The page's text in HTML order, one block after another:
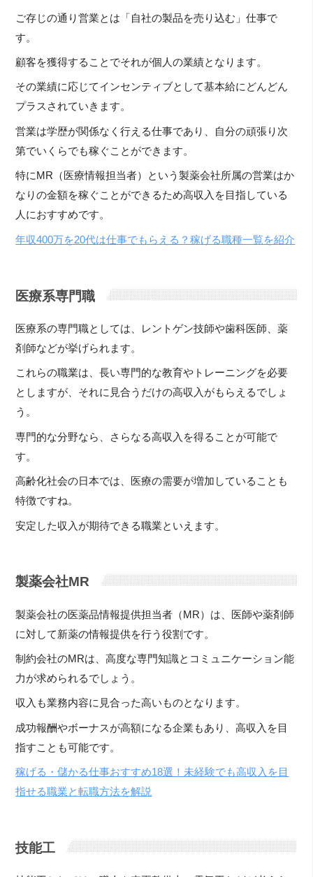
ご存じの通り営業とは「自社の製品を売り込む」仕事で
す。
顧客を獲得することでそれが個人の業績となります。
その業績に応じてインセンティブとして基本給にどんどん
プラスされていきます。
営業は学歴が関係なく行える仕事であり、自分の頑張り次
第でいくらでも稼ぐことができます。
特にMR（医療情報担当者）という製薬会社所属の営業はか
なりの金額を稼ぐことができるため高収入を目指している
人におすすめです。
年収400万を20代は仕事でもらえる？稼げる職種一覧を紹介
医療系専門職
医療系の専門職としては、レントゲン技師や歯科医師、薬
剤師などが挙げられます。
これらの職業は、長い専門的な教育やトレーニングを必要
としますが、それに見合うだけの高収入がもらえるでしょ
う。
専門的な分野なら、さらなる高収入を得ることが可能で
す。
高齢化社会の日本では、医療の需要が増加していることも
特徴ですね。
安定した収入が期待できる職業といえます。
製薬会社MR
製薬会社の医薬品情報提供担当者（MR）は、医師や薬剤師
に対して新薬の情報提供を行う役割です。
制約会社のMRは、高度な専門知識とコミュニケーション能
力が求められるでしょう。
収入も業務内容に見合った高いものとなります。
成功報酬やボーナスが高額になる企業もあり、高収入を目
指すことも可能です。
稼げる・儲かる仕事おすすめ18選！未経験でも高収入を目
指せる職業と転職方法を解説
技能工